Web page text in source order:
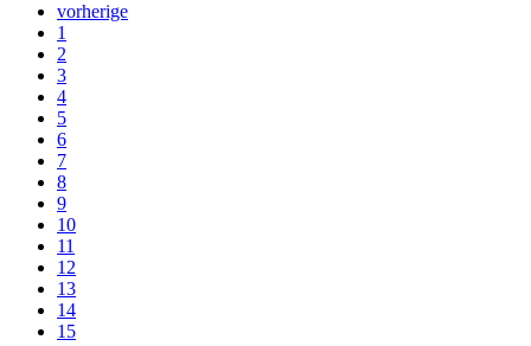
vorherige
1
2
3
4
5
6
7
8
9
10
11
12
13
14
15